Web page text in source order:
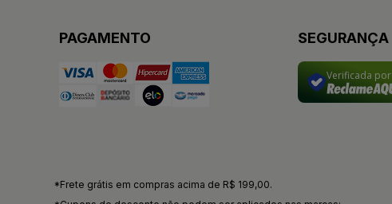
PAGAMENTO SEGURANÇA
Verificada por
*Frete grátis em compras acima de R$ 199,00.